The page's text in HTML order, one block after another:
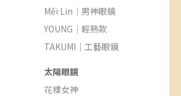
Měi Lin｜男神眼鏡
YOUNG｜輕熟款
TAKUMI｜工藝眼鏡
太陽眼鏡
花樣女神